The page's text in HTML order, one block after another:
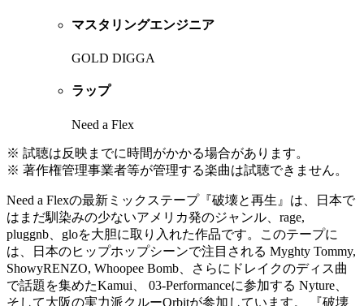
マスタリングエンジニア
GOLD DIGGA
ラップ
Need a Flex
※ 試聴は反映までに時間がかかる場合があります。
※ 著作権管理事業者等が管理する楽曲は試聴できません。
Need a Flexの最新ミックステープ『破壊と再生』は、日本で
はまだ馴染みの少ないアメリカ発のジャンル、rage,
pluggnb、gloを大胆に取り入れた作品です。このテープに
は、日本のヒップホップシーンで注目される Myghty Tommy,
ShowyRENZO, Whoopee Bomb、さらにドレイクのディス曲
で話題を集めたKamui、 03-Performanceに参加する Nyture、
そして大阪の実力派クルーOrbitが参加しています。 『破壊